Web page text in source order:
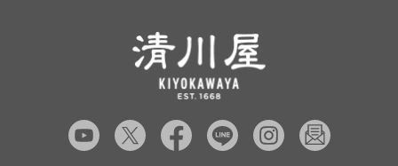
よくあるご質問（FAQ）
あんしんの品質保証について（産直品）
品質保証について（通常品）
清川屋のレビューを見る